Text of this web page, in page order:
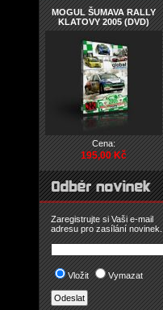
MOGUL ŠUMAVA RALLY
KLATOVY 2005 (DVD)
Cena:
195,00 Kč
Zaregistrujte si Vaši e-mail
adresu pro zasílání novinek.
Vložit Vymazat